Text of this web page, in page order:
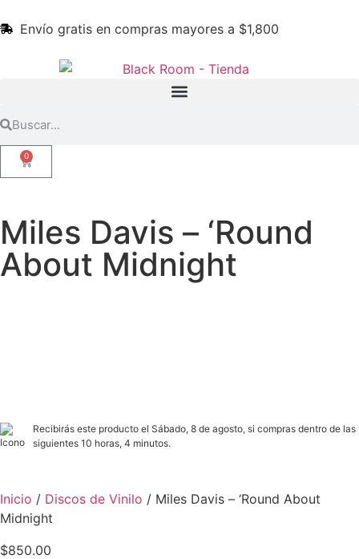
Envío gratis en compras mayores a $1,800
0
Miles Davis – ‘Round
About Midnight
Recibirás este producto el Sábado, 8 de agosto, si compras dentro de las
siguientes 10 horas, 4 minutos.
Inicio / Discos de Vinilo / Miles Davis – ‘Round About
Midnight
$850.00